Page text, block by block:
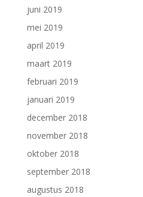
juni 2019
mei 2019
april 2019
maart 2019
februari 2019
januari 2019
december 2018
november 2018
oktober 2018
september 2018
augustus 2018